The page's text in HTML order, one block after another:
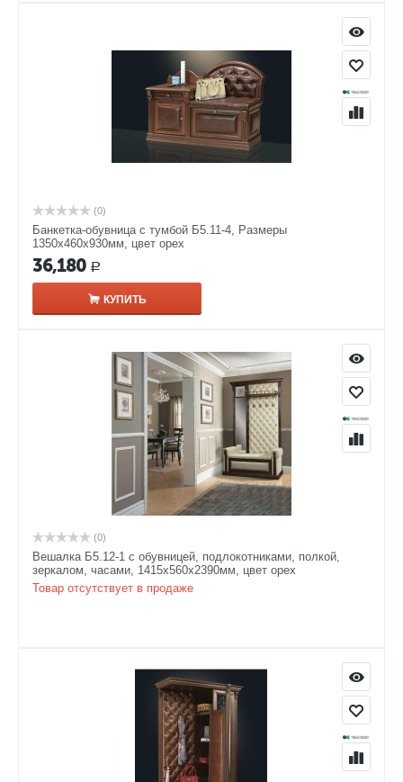
(0)
Банкетка-обувница с тумбой Б5.11-4, Размеры
1350х460х930мм, цвет орех
36,180 Р
КУПИТЬ
(0)
Вешалка Б5.12-1 с обувницей, подлокотниками, полкой,
зеркалом, часами, 1415х560х2390мм, цвет орех
Товар отсутствует в продаже